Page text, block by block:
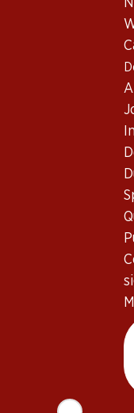
Bon à savoir
Empreinte
N° d'art.